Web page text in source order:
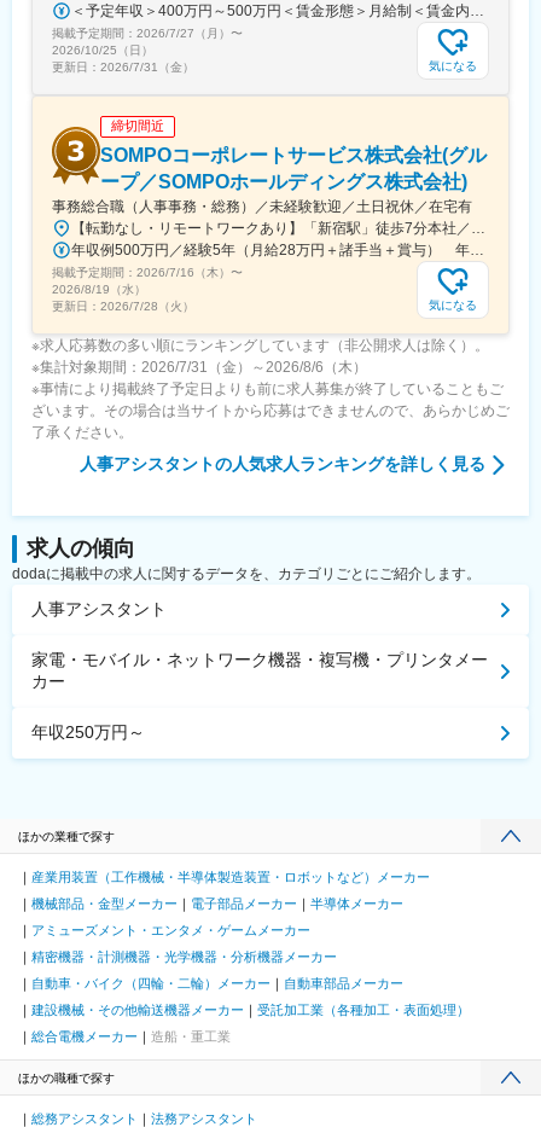
掲載予定期間： 2026/7/27（月） 〜
2026/10/25（日）
更新日： 2026/7/31（金） 気になる
締切間近
SOMPOコーポレートサービス株式会社(グル
ープ／SOMPOホールディングス株式会社)
事務総合職（人事事務・総務）／未経験歓迎／土日祝休／在宅有
掲載予定期間： 2026/7/16（木） 〜
2026/8/19（水）
更新日： 2026/7/28（火） 気になる
※求人応募数の多い順にランキングしています（非公開求人は除く）。
※集計対象期間：2026/7/31（金）～2026/8/6（木）
※事情により掲載終了予定日よりも前に求人募集が終了していることもご
ざいます。その場合は当サイトから応募はできませんので、あらかじめご
了承ください。
人事アシスタントの人気求人ランキングを詳しく見る
求人の傾向
dodaに掲載中の求人に関するデータを、カテゴリごとにご紹介します。
人事アシスタント
家電・モバイル・ネットワーク機器・複写機・プリンタメー
カー
年収250万円～
ほかの業種で探す
産業用装置（工作機械・半導体製造装置・ロボットなど）メーカー
機械部品・金型メーカー
電子部品メーカー
半導体メーカー
アミューズメント・エンタメ・ゲームメーカー
精密機器・計測機器・光学機器・分析機器メーカー
自動車・バイク（四輪・二輪）メーカー
自動車部品メーカー
建設機械・その他輸送機器メーカー
受託加工業（各種加工・表面処理）
総合電機メーカー
造船・重工業
ほかの職種で探す
総務アシスタント 法務アシスタント